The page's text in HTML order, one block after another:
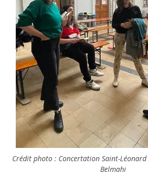
Crédit photo : Concertation Saint-
Belmahi